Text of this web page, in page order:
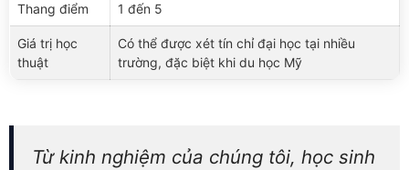
Thang điểm 1 đến 5
Giá trị học
thuật
Có thể được xét tín chỉ đại học tại nhiều
trường, đặc biệt khi du học Mỹ
Từ kinh nghiệm của chúng tôi, học sinh